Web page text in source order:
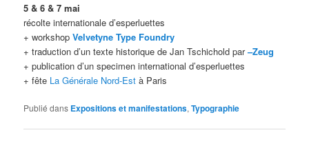
5 & 6 & 7 mai
récolte internationale d’esperluettes
+ workshopVelvetyne Type Foundry
+ traduction d’un texte historique de Jan Tschichold par–Zeug
+ publication d’un specimen international d’esperluettes
+ fête La Générale Nord-Est à Paris
Publié dans Expositions et manifestations,Typographie